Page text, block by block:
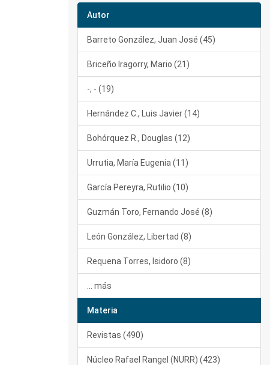
Autor
Barreto González, Juan José (45)
Briceño Iragorry, Mario (21)
-, - (19)
Hernández C., Luis Javier (14)
Bohórquez R., Douglas (12)
Urrutia, María Eugenia (11)
García Pereyra, Rutilio (10)
Guzmán Toro, Fernando José (8)
León González, Libertad (8)
Requena Torres, Isidoro (8)
... más
Materia
Revistas (490)
Núcleo Rafael Rangel (NURR) (423)